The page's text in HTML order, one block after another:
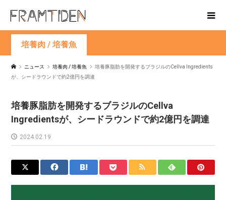
培養肉 / 培養魚
ニュース 培養肉 / 培養魚
培養豚脂肪を開発するブラジルのCellva Ingredients
が、シードラウンドで約2億円を調達
培養豚脂肪を開発するブラジルのCellva
Ingredientsが、シードラウンドで約2億円を調達
2024.02.19